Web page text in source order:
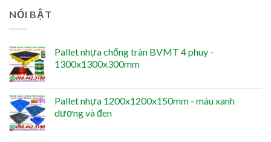
NỔI BẬT
Pallet nhựa chống tràn BVMT 4 phuy -
1300x1300x300mm
Pallet nhựa 1200x1200x150mm - màu xanh
dương và đen